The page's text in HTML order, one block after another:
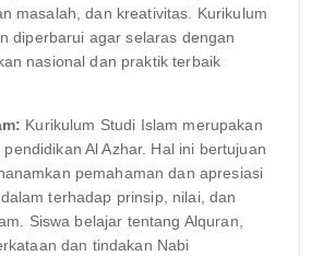
masalah, dan kreativitas. Kurikulum
diperbarui agar selaras dengan
nasional dan praktik terbaik
Kurikulum Studi Islam merupakan
pendidikan Al Azhar. Hal ini bertujuan
pemahaman dan apresiasi
terhadap prinsip, nilai, dan
Siswa belajar tentang Alquran,
dan tindakan Nabi